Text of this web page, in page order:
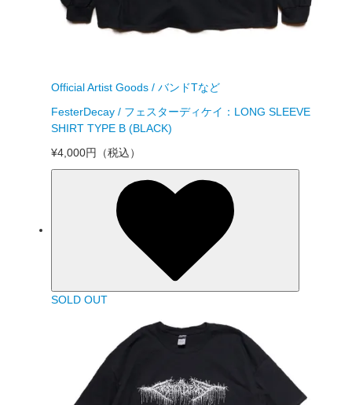
Official Artist Goods / バンドTなど
FesterDecay / フェスターディケイ：LONG SLEEVE
SHIRT TYPE B (BLACK)
¥4,000円
（税込）
SOLD OUT